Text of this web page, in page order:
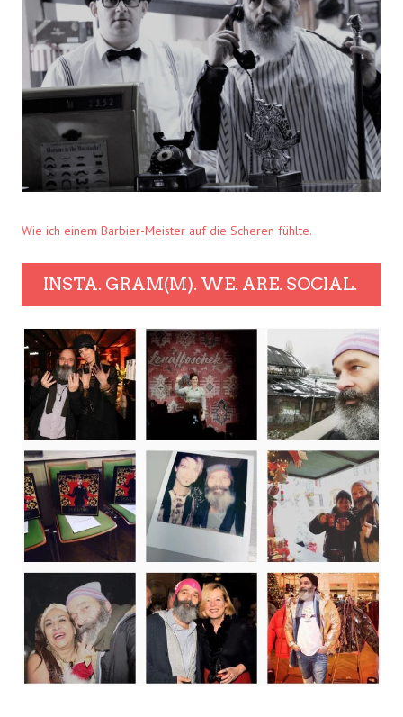
Wie ich einem Barbier-Meister auf die Scheren fühlte.
INSTA. GRAM(M). WE. ARE. SOCIAL.